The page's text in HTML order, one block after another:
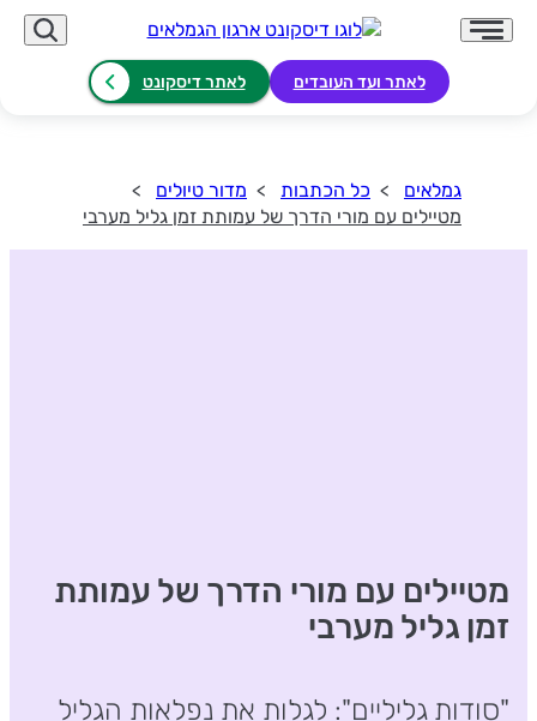
לאתר ועד העובדים לאתר דיסקונט
גמלאים כל הכתבות
מדור טיולים
מטיילים עם מורי הדרך של עמותת זמן גליל מערבי
מטיילים עם מורי הדרך של עמותת
זמן גליל מערבי
"סודות גליליים": לגלות את נפלאות הגליל